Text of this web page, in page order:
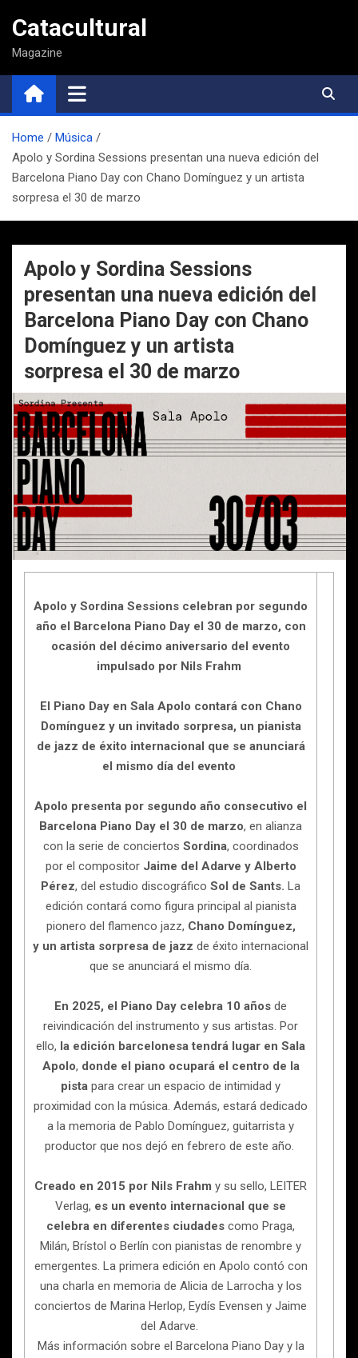
contenido
Catacultural
Magazine
Home
Música
Apolo y Sordina Sessions presentan una nueva edición del
Barcelona Piano Day con Chano Domínguez y un artista
sorpresa el 30 de marzo
Apolo y Sordina Sessions
presentan una nueva edición del
Barcelona Piano Day con Chano
Domínguez y un artista
sorpresa el 30 de marzo
Apolo y Sordina Sessions celebran por segundo
año el Barcelona Piano Day el 30 de marzo, con
ocasión del décimo aniversario del evento
impulsado por Nils Frahm
El Piano Day en Sala Apolo contará con Chano
Domínguez y un invitado sorpresa, un pianista
de jazz de éxito internacional que se anunciará
el mismo día del evento
Apolo presenta por segundo año consecutivo el
Barcelona Piano Day el 30 de marzo, en alianza
con la serie de conciertos Sordina, coordinados
por el compositor Jaime del Adarve y Alberto
Pérez, del estudio discográfico Sol de Sants. La
edición contará como figura principal al pianista
pionero del flamenco jazz, Chano Domínguez,
y un artista sorpresa de jazz de éxito internacional
que se anunciará el mismo día.
En 2025, el Piano Day celebra 10 años de
reivindicación del instrumento y sus artistas. Por
ello, la edición barcelonesa tendrá lugar en Sala
Apolo, donde el piano ocupará el centro de la
pista para crear un espacio de intimidad y
proximidad con la música. Además, estará dedicado
a la memoria de Pablo Domínguez, guitarrista y
productor que nos dejó en febrero de este año.
Creado en 2015 por Nils Frahm y su sello, LEITER
Verlag, es un evento internacional que se
celebra en diferentes ciudades como Praga,
Milán, Brístol o Berlín con pianistas de renombre y
emergentes. La primera edición en Apolo contó con
una charla en memoria de Alicia de Larrocha y los
conciertos de Marina Herlop, Eydís Evensen y Jaime
del Adarve.
Más información sobre el Barcelona Piano Day y la